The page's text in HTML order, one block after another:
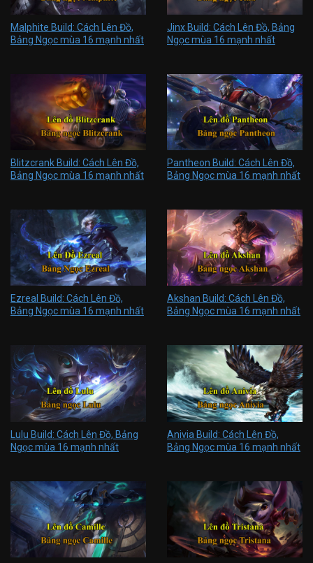
Malphite Build: Cách Lên Đồ,
Bảng Ngọc mùa 16 mạnh nhất
Jinx Build: Cách Lên Đồ, Bảng
Ngọc mùa 16 mạnh nhất
Blitzcrank Build: Cách Lên Đồ,
Bảng Ngọc mùa 16 mạnh nhất
Pantheon Build: Cách Lên Đồ,
Bảng Ngọc mùa 16 mạnh nhất
Ezreal Build: Cách Lên Đồ,
Bảng Ngọc mùa 16 mạnh nhất
Akshan Build: Cách Lên Đồ,
Bảng Ngọc mùa 16 mạnh nhất
Lulu Build: Cách Lên Đồ, Bảng
Ngọc mùa 16 mạnh nhất
Anivia Build: Cách Lên Đồ,
Bảng Ngọc mùa 16 mạnh nhất